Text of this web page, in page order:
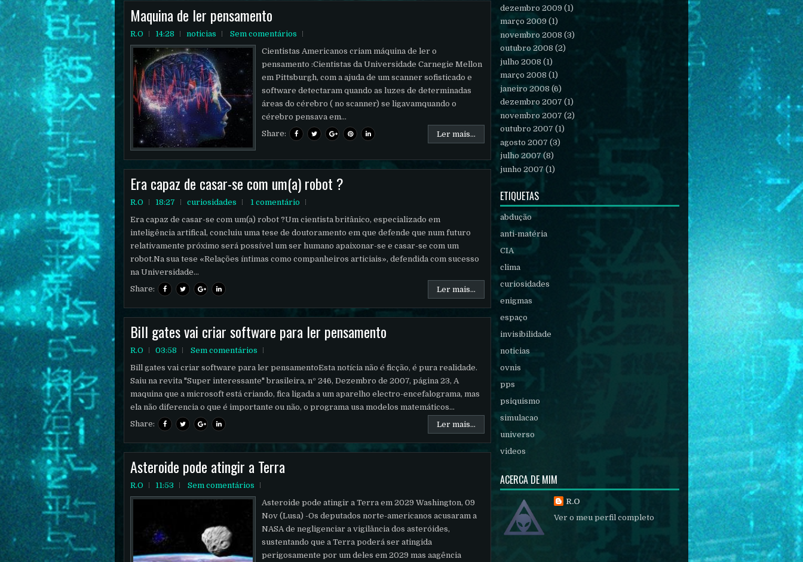
Maquina de ler pensamento
R.O 14:28 noticias
Sem comentários
Cientistas Americanos criam máquina de ler o
pensamento :Cientistas da Universidade Carnegie Mellon
em Pittsburgh, com a ajuda de um scanner sofisticado e
software detectaram quando as luzes de determinadas
áreas do cérebro ( no scanner) se ligavamquando o
cérebro pensava em...
Share:
Ler mais...
Era capaz de casar-se com um(a) robot ?
R.O 18:27 curiosidades
1 comentário
Era capaz de casar-se com um(a) robot ?Um cientista britânico, especializado em
inteligência artifical, concluiu uma tese de doutoramento em que defende que num futuro
relativamente próximo será possível um ser humano apaixonar-se e casar-se com um
robot.Na sua tese «Relações íntimas como companheiros articiais», defendida com sucesso
na Universidade...
Share:
Ler mais...
Bill gates vai criar software para ler pensamento
R.O 03:58
Sem comentários
Bill gates vai criar software para ler pensamentoEsta notícia não é ficção, é pura realidade.
Saiu na revita "Super interessante" brasileira, nº 246, Dezembro de 2007, página 23, A
maquina que a microsoft está criando, fica ligada a um aparelho electro-encefalograma, mas
ela não diferencia o que é importante ou não, o programa usa modelos matemáticos...
Share:
Ler mais...
Asteroide pode atingir a Terra
R.O 11:53
Sem comentários
Asteroide pode atingir a Terra em 2029 Washington, 09
Nov (Lusa) -Os deputados norte-americanos acusaram a
NASA de negligenciar a vigilância dos asteróides,
sustentando que a Terra poderá ser atingida
perigosamente por um deles em 2029 mas aagência
dezembro 2009 (1)
março 2009 (1)
novembro 2008 (3)
outubro 2008 (2)
julho 2008 (1)
março 2008 (1)
janeiro 2008 (6)
dezembro 2007 (1)
novembro 2007 (2)
outubro 2007 (1)
agosto 2007 (3)
julho 2007(8)
junho 2007(1)
ETIQUETAS
abdução
anti-matéria
CIA
clima
curiosidades
enigmas
espaço
invisibilidade
noticias
ovnis
pps
psiquismo
simulacao
universo
videos
ACERCA DE MIM
R.O
Ver o meu perfil completo